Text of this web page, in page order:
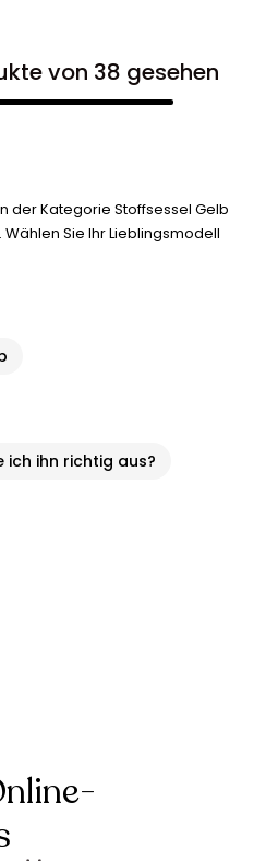
von 38 gesehen
der Kategorie Stoffsessel Gelb
Sie Ihr Lieblingsmodell
ich ihn richtig aus?